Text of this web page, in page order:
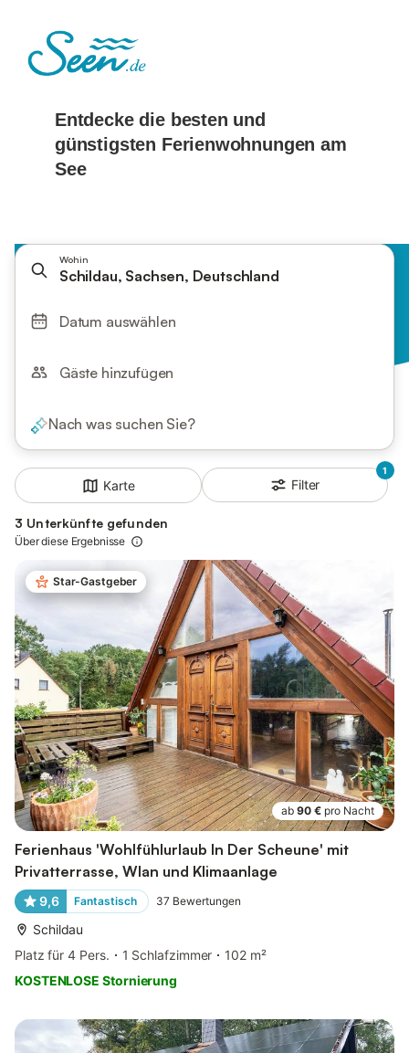
Wohin
Schildau, Sachsen, Deutschland
Datum auswählen
Gäste hinzufügen
Nach was suchen Sie?
Karte
1
Filter
3 Unterkünfte gefunden
Über diese Ergebnisse
Star-Gastgeber
ab 90 € pro Nacht
Ferienhaus 'Wohlfühlurlaub In Der Scheune' mit
Privatterrasse, Wlan und Klimaanlage
9,6 Fantastisch 37 Bewertungen
Schildau
Platz für 4 Pers.
1 Schlafzimmer
102 m²
KOSTENLOSE Stornierung